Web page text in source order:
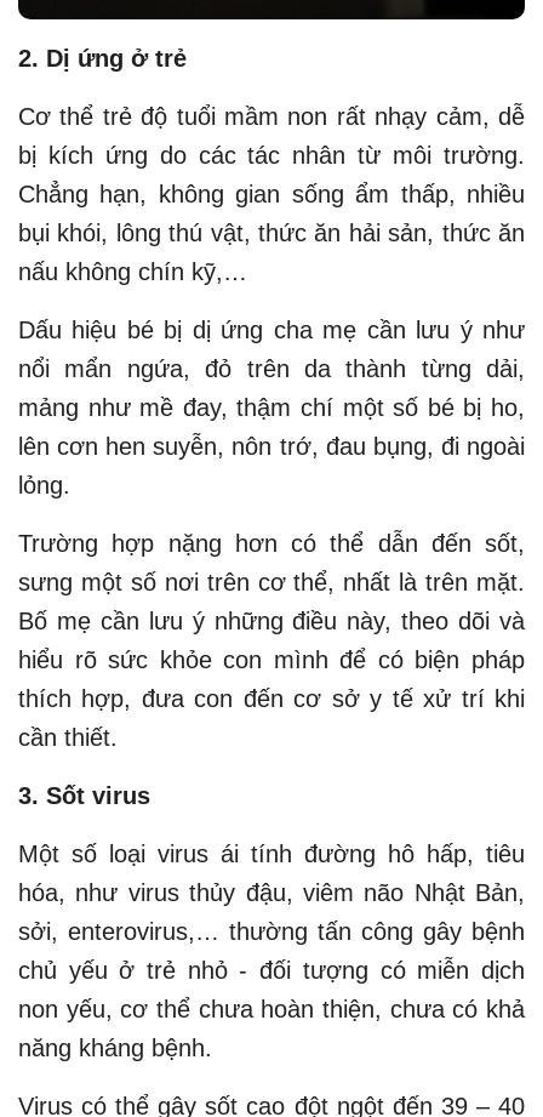
2. Dị ứng ở trẻ
Cơ thể trẻ độ tuổi mầm non rất nhạy cảm, dễ
bị kích ứng do các tác nhân từ môi trường.
Chẳng hạn, không gian sống ẩm thấp, nhiều
bụi khói, lông thú vật, thức ăn hải sản, thức ăn
nấu không chín kỹ,…
Dấu hiệu bé bị dị ứng cha mẹ cần lưu ý như
nổi mẩn ngứa, đỏ trên da thành từng dải,
mảng như mề đay, thậm chí một số bé bị ho,
lên cơn hen suyễn, nôn trớ, đau bụng, đi ngoài
lỏng.
Trường hợp nặng hơn có thể dẫn đến sốt,
sưng một số nơi trên cơ thể, nhất là trên mặt.
Bố mẹ cần lưu ý những điều này, theo dõi và
hiểu rõ sức khỏe con mình để có biện pháp
thích hợp, đưa con đến cơ sở y tế xử trí khi
cần thiết.
3. Sốt virus
Một số loại virus ái tính đường hô hấp, tiêu
hóa, như virus thủy đậu, viêm não Nhật Bản,
sởi, enterovirus,… thường tấn công gây bệnh
chủ yếu ở trẻ nhỏ - đối tượng có miễn dịch
non yếu, cơ thể chưa hoàn thiện, chưa có khả
năng kháng bệnh.
Virus có thể gây sốt cao đột ngột đến 39 – 40